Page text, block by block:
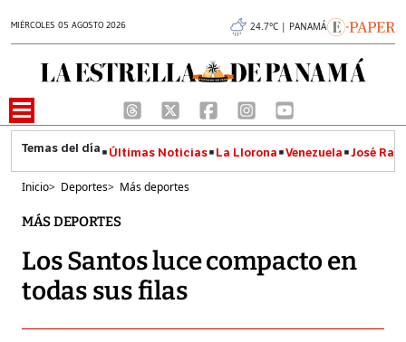
MIÉRCOLES 05 AGOSTO 2026 24.7°C | PANAMÁ
Últimas Noticias La Llorona Venezuela José
Inicio> Deportes> Más deportes
MÁS DEPORTES
Los Santos luce compacto en
todas sus filas